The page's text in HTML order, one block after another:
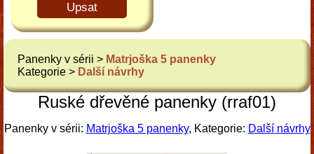
Upsat
Panenky v sérii > Matrjoška 5 panenky
Kategorie > Další návrhy
Ruské dřevěné panenky (rraf01)
Panenky v sérii: Matrjoška 5 panenky, Kategorie: Další návrhy